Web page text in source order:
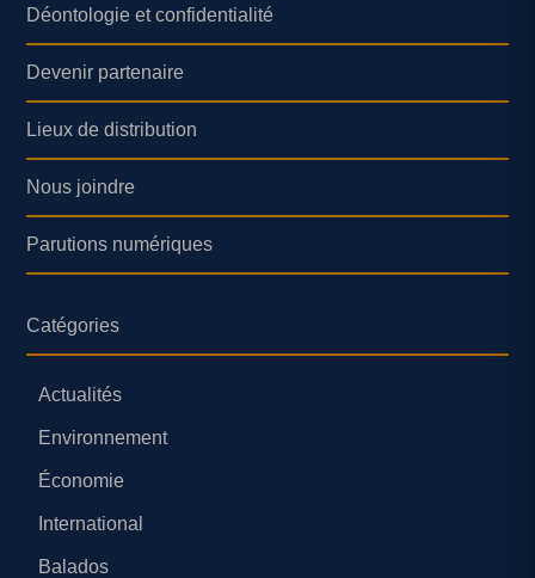
Déontologie et confidentialité
Devenir partenaire
Lieux de distribution
Nous joindre
Parutions numériques
Catégories
Actualités
Environnement
Économie
International
Balados